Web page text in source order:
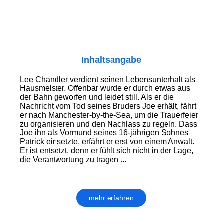
Inhaltsangabe
Lee Chandler verdient seinen Lebens­unter­halt als
Hausmeister. Offenbar wurde er durch etwas aus
der Bahn geworfen und leidet still. Als er die
Nachricht vom Tod seines Bruders Joe erhält, fährt
er nach Manchester-by-the-Sea, um die Trauer­feier
zu organisieren und den Nachlass zu regeln. Dass
Joe ihn als Vormund seines 16-jährigen Sohnes
Patrick einsetzte, erfährt er erst von einem Anwalt.
Er ist entsetzt, denn er fühlt sich nicht in der Lage,
die Verantwortung zu tragen ...
mehr erfahren